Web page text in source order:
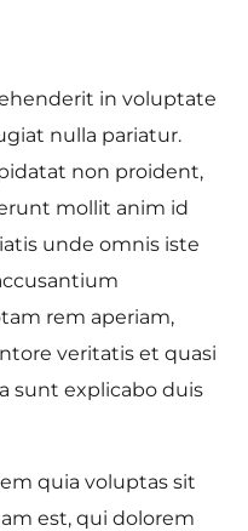
in voluptate
nulla pariatur.
non proident,
mollit anim id
unde omnis iste
rem aperiam,
veritatis et quasi
sunt explicabo duis
quia voluptas sit
est, qui dolorem